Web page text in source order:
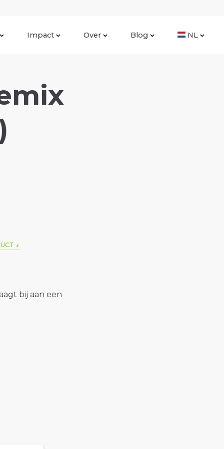
Impact Over Blog NL
bij aan een